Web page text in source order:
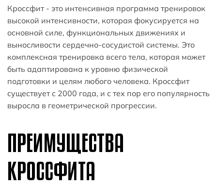
Кроссфит - это интенсивная программа тренировок
высокой интенсивности, которая фокусируется на
основной силе, функциональных движениях и
выносливости сердечно-сосудистой системы. Это
комплексная тренировка всего тела, которая может
быть адаптирована к уровню физической
подготовки и целям любого человека. Кроссфит
существует с 2000 года, и с тех пор его популярность
выросла в геометрической прогрессии.
ПРЕИМУЩЕСТВА
КРОССФИТА